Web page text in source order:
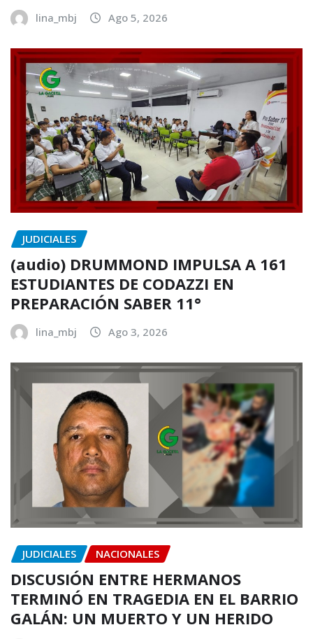
lina_mbj Ago 5, 2026
JUDICIALES
(audio) DRUMMOND IMPULSA A 161
ESTUDIANTES DE CODAZZI EN
PREPARACIÓN SABER 11°
lina_mbj Ago 3, 2026
JUDICIALES NACIONALES
DISCUSIÓN ENTRE HERMANOS
TERMINÓ EN TRAGEDIA EN EL BARRIO
GALÁN: UN MUERTO Y UN HERIDO